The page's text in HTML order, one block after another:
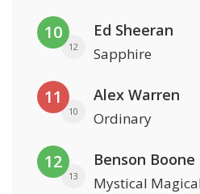
10
12
Ed Sheeran
Sapphire
11
10
Alex Warren
Ordinary
12
13
Benson Boone
Mystical